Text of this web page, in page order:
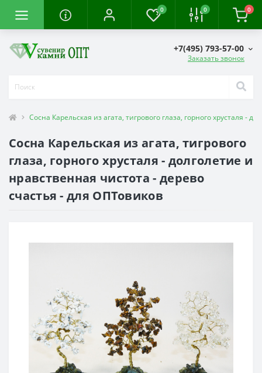
0 0 0
+7(495) 793-57-00
Заказать звонок
Сосна Карельская из агата, тигрового глаза, горного хрусталя -
Сосна Карельская из агата, тигрового
глаза, горного хрусталя - долголетие и
нравственная чистота - дерево
счастья - для ОПТовиков